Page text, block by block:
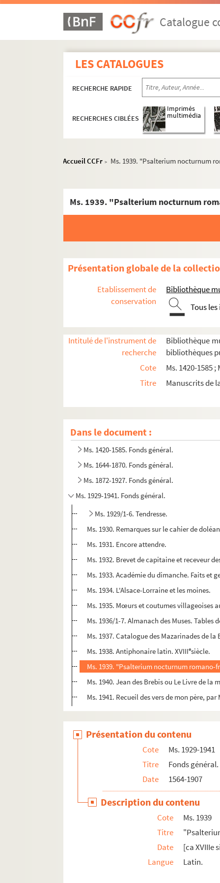
Catalogue
LES CATALOGUES
RECHERCHE RAPIDE
RECHERCHES CIBLÉES
Imprimés
multimédia
Accueil CCFr > Ms. 1939. "Psalterium nocturnum
Ms. 1939. "Psalterium nocturnum
Présentation globale de la
Etablissement de
conservation
Bibliothèque
Tous
Intitulé de l'instrument de
recherche
Bibliothèque
bibliothèques
Cote
Ms. 1420-1585 ;
Titre
Manuscrits de
Dans le document :
Ms. 1420-1585. Fonds général.
Ms. 1644-1870. Fonds général.
Ms. 1872-1927. Fonds général.
Ms. 1929-1941. Fonds général.
Ms. 1929/1-6. Tendresse.
Ms. 1930. Remarques sur le cahier de
Ms. 1931. Encore attendre.
Ms. 1932. Brevet de capitaine et receveur
Ms. 1933. Académie du dimanche. Faits et
Ms. 1934. L'Alsace-Lorraine et les moines.
Ms. 1935. Mœurs et coutumes villageoises
Ms. 1936/1-7. Almanach des Muses.
Ms. 1937. Catalogue des Mazarinades de
Ms. 1938. Antiphonaire latin. XVIIIesiècle.
Ms. 1939. "Psalterium nocturnum
Ms. 1940. Jean des Brebis ou Le Livre de la
Ms. 1941. Recueil des vers de mon père,
Présentation du contenu
Cote
Ms. 1929-1941
Titre
Fonds général.
Date
1564-1907
Description du contenu
Cote
Ms. 1939
Titre
Date
[ca XVIIIe
Langue
Latin.